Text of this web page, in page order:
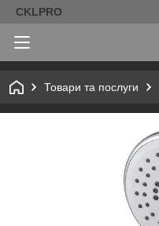
CKLPRO
Товари та послуги